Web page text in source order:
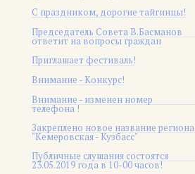
С праздником, дорогие тайгинцы!
Председатель Совета В.Басманов
ответит на вопросы граждан
Приглашает фестиваль!
Внимание - Конкурс!
Внимание - изменен номер
телефона !
Закреплено новое название региона
"Кемеровская - Кузбасс"
Публичные слушания состоятся
23.05.2019 года в 10-00 часов!